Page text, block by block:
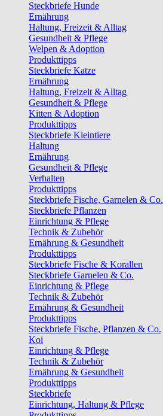
Steckbriefe Hunde
Ernährung
Haltung, Freizeit & Alltag
Gesundheit & Pflege
Welpen & Adoption
Produkttipps
Steckbriefe Katze
Ernährung
Haltung, Freizeit & Alltag
Gesundheit & Pflege
Kitten & Adoption
Produkttipps
Steckbriefe Kleintiere
Haltung
Ernährung
Gesundheit & Pflege
Verhalten
Produkttipps
Steckbriefe Fische, Garnelen & Co.
Steckbriefe Pflanzen
Einrichtung & Pflege
Technik & Zubehör
Ernährung & Gesundheit
Produkttipps
Steckbriefe Fische & Korallen
Steckbriefe Garnelen & Co.
Einrichtung & Pflege
Technik & Zubehör
Ernährung & Gesundheit
Produkttipps
Steckbriefe Fische, Pflanzen & Co.
Koi
Einrichtung & Pflege
Technik & Zubehör
Ernährung & Gesundheit
Produkttipps
Steckbriefe
Einrichtung, Haltung & Pflege